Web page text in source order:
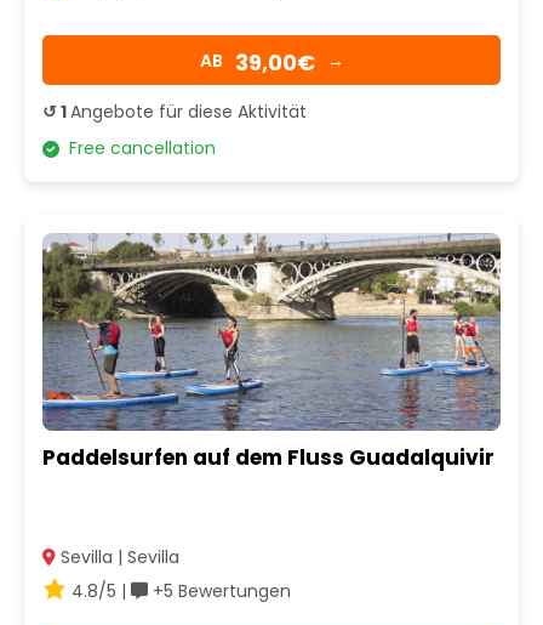
AB 39,00€ →
↺ 1Angebote für diese Aktivität
Free cancellation
Paddelsurfen auf dem Fluss Guadalquivir
Sevilla | Sevilla
4.8/5 |
+5 Bewertungen